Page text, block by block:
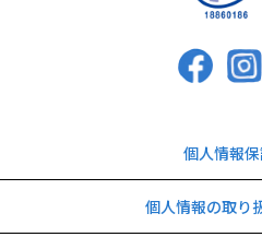
個人情報
個人情報の取り